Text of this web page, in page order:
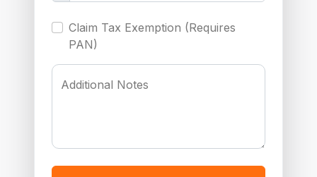
Claim Tax Exemption (Requires
PAN)
Additional Notes